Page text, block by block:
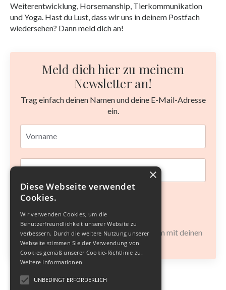
Weiterentwicklung, Horsemanship, Tierkommunikation
und Yoga. Hast du Lust, dass wir uns in deinem Postfach
wiedersehen? Dann meld dich an!
Meld dich hier zu meinem
Newsletter an!
Trag einfach deinen Namen und deine E-Mail-Adresse
ein.
Ich mag keinen Spam und werde sorgsam mit deinen
Daten umgehen.
×
Diese Webseite verwendet
Cookies.
Wir verwenden Cookies, um die
Benutzerfreundlichkeit unserer Website zu
verbessern. Durch die weitere Nutzung unserer
Webseite stimmen Sie der Verwendung von
Cookies gemäß unserer Cookie-Richtlinie zu.
Weitere Informationen
UNBEDINGT ERFORDERLICH